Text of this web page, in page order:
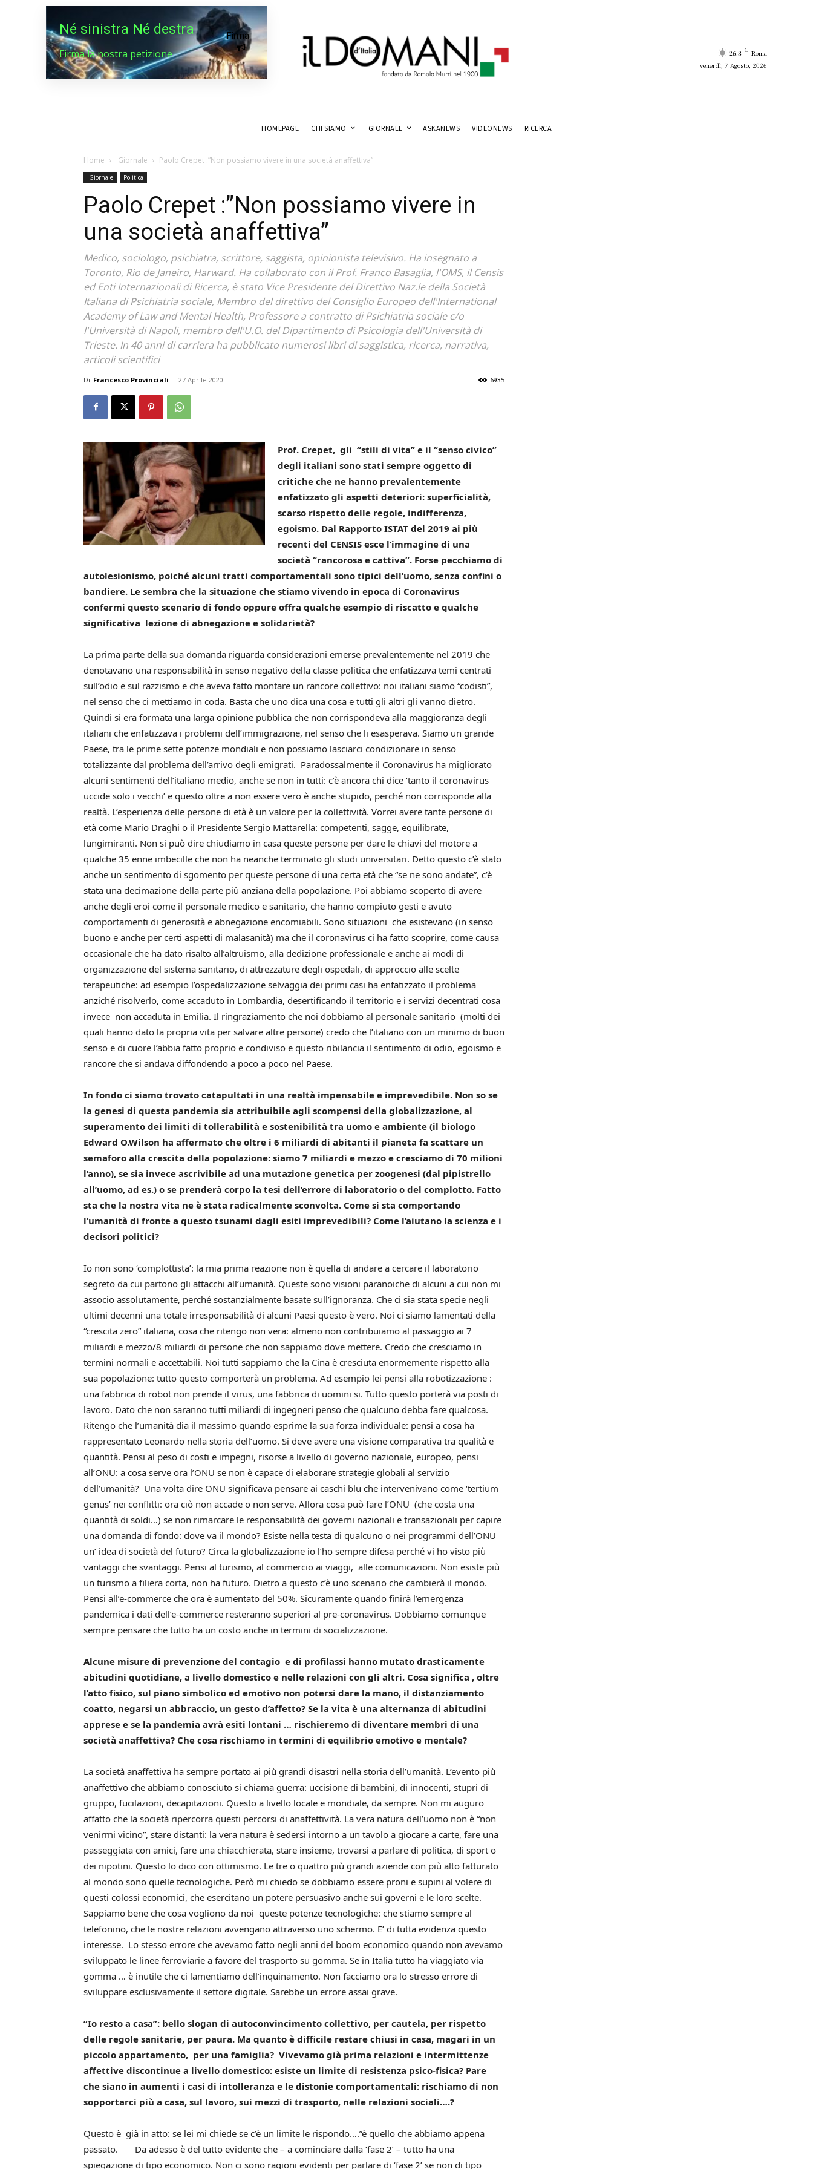
Né sinistra Né destra
Firma la nostra petizione
Firma
26.3 C Roma
venerdì, 7 Agosto, 2026
HOMEPAGE CHI SIAMO GIORNALE ASKANEWS VIDEONEWS RICERCA
Home Giornale Paolo Crepet :”Non possiamo vivere in una società anaffettiva”
Giornale Politica
Paolo Crepet :”Non possiamo vivere in
una società anaffettiva”
Medico, sociologo, psichiatra, scrittore, saggista, opinionista televisivo. Ha insegnato a
Toronto, Rio de Janeiro, Harward. Ha collaborato con il Prof. Franco Basaglia, l'OMS, il Censis
ed Enti Internazionali di Ricerca, è stato Vice Presidente del Direttivo Naz.le della Società
Italiana di Psichiatria sociale, Membro del direttivo del Consiglio Europeo dell'International
Academy of Law and Mental Health, Professore a contratto di Psichiatria sociale c/o
l'Università di Napoli, membro dell'U.O. del Dipartimento di Psicologia dell'Università di
Trieste. In 40 anni di carriera ha pubblicato numerosi libri di saggistica, ricerca, narrativa,
articoli scientifici
Di Francesco Provinciali - 27 Aprile 2020 6935
Prof. Crepet, gli “stili di vita” e il “senso civico”
degli italiani sono stati sempre oggetto di
critiche che ne hanno prevalentemente
enfatizzato gli aspetti deteriori: superficialità,
scarso rispetto delle regole, indifferenza,
egoismo. Dal Rapporto ISTAT del 2019 ai più
recenti del CENSIS esce l’immagine di una
società “rancorosa e cattiva”. Forse pecchiamo di
autolesionismo, poiché alcuni tratti comportamentali sono tipici dell’uomo, senza confini o
bandiere. Le sembra che la situazione che stiamo vivendo in epoca di Coronavirus
confermi questo scenario di fondo oppure offra qualche esempio di riscatto e qualche
significativa lezione di abnegazione e solidarietà?
La prima parte della sua domanda riguarda considerazioni emerse prevalentemente nel 2019 che
denotavano una responsabilità in senso negativo della classe politica che enfatizzava temi centrati
sull’odio e sul razzismo e che aveva fatto montare un rancore collettivo: noi italiani siamo “codisti”,
nel senso che ci mettiamo in coda. Basta che uno dica una cosa e tutti gli altri gli vanno dietro.
Quindi si era formata una larga opinione pubblica che non corrispondeva alla maggioranza degli
italiani che enfatizzava i problemi dell’immigrazione, nel senso che li esasperava. Siamo un grande
Paese, tra le prime sette potenze mondiali e non possiamo lasciarci condizionare in senso
totalizzante dal problema dell’arrivo degli emigrati. Paradossalmente il Coronavirus ha migliorato
alcuni sentimenti dell’italiano medio, anche se non in tutti: c’è ancora chi dice ‘tanto il coronavirus
uccide solo i vecchi’ e questo oltre a non essere vero è anche stupido, perché non corrisponde alla
realtà. L’esperienza delle persone di età è un valore per la collettività. Vorrei avere tante persone di
età come Mario Draghi o il Presidente Sergio Mattarella: competenti, sagge, equilibrate,
lungimiranti. Non si può dire chiudiamo in casa queste persone per dare le chiavi del motore a
qualche 35 enne imbecille che non ha neanche terminato gli studi universitari. Detto questo c’è stato
anche un sentimento di sgomento per queste persone di una certa età che “se ne sono andate”, c’è
stata una decimazione della parte più anziana della popolazione. Poi abbiamo scoperto di avere
anche degli eroi come il personale medico e sanitario, che hanno compiuto gesti e avuto
comportamenti di generosità e abnegazione encomiabili. Sono situazioni che esistevano (in senso
buono e anche per certi aspetti di malasanità) ma che il coronavirus ci ha fatto scoprire, come causa
occasionale che ha dato risalto all’altruismo, alla dedizione professionale e anche ai modi di
organizzazione del sistema sanitario, di attrezzature degli ospedali, di approccio alle scelte
terapeutiche: ad esempio l’ospedalizzazione selvaggia dei primi casi ha enfatizzato il problema
anziché risolverlo, come accaduto in Lombardia, desertificando il territorio e i servizi decentrati cosa
invece non accaduta in Emilia. Il ringraziamento che noi dobbiamo al personale sanitario (molti dei
quali hanno dato la propria vita per salvare altre persone) credo che l’italiano con un minimo di buon
senso e di cuore l’abbia fatto proprio e condiviso e questo ribilancia il sentimento di odio, egoismo e
rancore che si andava diffondendo a poco a poco nel Paese.
In fondo ci siamo trovato catapultati in una realtà impensabile e imprevedibile. Non so se
la genesi di questa pandemia sia attribuibile agli scompensi della globalizzazione, al
superamento dei limiti di tollerabilità e sostenibilità tra uomo e ambiente (il biologo
Edward O.Wilson ha affermato che oltre i 6 miliardi di abitanti il pianeta fa scattare un
semaforo alla crescita della popolazione: siamo 7 miliardi e mezzo e cresciamo di 70 milioni
l’anno), se sia invece ascrivibile ad una mutazione genetica per zoogenesi (dal pipistrello
all’uomo, ad es.) o se prenderà corpo la tesi dell’errore di laboratorio o del complotto. Fatto
sta che la nostra vita ne è stata radicalmente sconvolta. Come si sta comportando
l’umanità di fronte a questo tsunami dagli esiti imprevedibili? Come l’aiutano la scienza e i
decisori politici?
Io non sono ‘complottista’: la mia prima reazione non è quella di andare a cercare il laboratorio
segreto da cui partono gli attacchi all’umanità. Queste sono visioni paranoiche di alcuni a cui non mi
associo assolutamente, perché sostanzialmente basate sull’ignoranza. Che ci sia stata specie negli
ultimi decenni una totale irresponsabilità di alcuni Paesi questo è vero. Noi ci siamo lamentati della
“crescita zero” italiana, cosa che ritengo non vera: almeno non contribuiamo al passaggio ai 7
miliardi e mezzo/8 miliardi di persone che non sappiamo dove mettere. Credo che cresciamo in
termini normali e accettabili. Noi tutti sappiamo che la Cina è cresciuta enormemente rispetto alla
sua popolazione: tutto questo comporterà un problema. Ad esempio lei pensi alla robotizzazione :
una fabbrica di robot non prende il virus, una fabbrica di uomini si. Tutto questo porterà via posti di
lavoro. Dato che non saranno tutti miliardi di ingegneri penso che qualcuno debba fare qualcosa.
Ritengo che l’umanità dia il massimo quando esprime la sua forza individuale: pensi a cosa ha
rappresentato Leonardo nella storia dell’uomo. Si deve avere una visione comparativa tra qualità e
quantità. Pensi al peso di costi e impegni, risorse a livello di governo nazionale, europeo, pensi
all’ONU: a cosa serve ora l’ONU se non è capace di elaborare strategie globali al servizio
dell’umanità? Una volta dire ONU significava pensare ai caschi blu che intervenivano come ‘tertium
genus’ nei conflitti: ora ciò non accade o non serve. Allora cosa può fare l’ONU (che costa una
quantità di soldi…) se non rimarcare le responsabilità dei governi nazionali e transazionali per capire
una domanda di fondo: dove va il mondo? Esiste nella testa di qualcuno o nei programmi dell’ONU
un’ idea di società del futuro? Circa la globalizzazione io l’ho sempre difesa perché vi ho visto più
vantaggi che svantaggi. Pensi al turismo, al commercio ai viaggi, alle comunicazioni. Non esiste più
un turismo a filiera corta, non ha futuro. Dietro a questo c’è uno scenario che cambierà il mondo.
Pensi all’e-commerce che ora è aumentato del 50%. Sicuramente quando finirà l’emergenza
pandemica i dati dell’e-commerce resteranno superiori al pre-coronavirus. Dobbiamo comunque
sempre pensare che tutto ha un costo anche in termini di socializzazione.
Alcune misure di prevenzione del contagio e di profilassi hanno mutato drasticamente
abitudini quotidiane, a livello domestico e nelle relazioni con gli altri. Cosa significa , oltre
l’atto fisico, sul piano simbolico ed emotivo non potersi dare la mano, il distanziamento
coatto, negarsi un abbraccio, un gesto d’affetto? Se la vita è una alternanza di abitudini
apprese e se la pandemia avrà esiti lontani … rischieremo di diventare membri di una
società anaffettiva? Che cosa rischiamo in termini di equilibrio emotivo e mentale?
La società anaffettiva ha sempre portato ai più grandi disastri nella storia dell’umanità. L’evento più
anaffettivo che abbiamo conosciuto si chiama guerra: uccisione di bambini, di innocenti, stupri di
gruppo, fucilazioni, decapitazioni. Questo a livello locale e mondiale, da sempre. Non mi auguro
affatto che la società ripercorra questi percorsi di anaffettività. La vera natura dell’uomo non è “non
venirmi vicino”, stare distanti: la vera natura è sedersi intorno a un tavolo a giocare a carte, fare una
passeggiata con amici, fare una chiacchierata, stare insieme, trovarsi a parlare di politica, di sport o
dei nipotini. Questo lo dico con ottimismo. Le tre o quattro più grandi aziende con più alto fatturato
al mondo sono quelle tecnologiche. Però mi chiedo se dobbiamo essere proni e supini al volere di
questi colossi economici, che esercitano un potere persuasivo anche sui governi e le loro scelte.
Sappiamo bene che cosa vogliono da noi queste potenze tecnologiche: che stiamo sempre al
telefonino, che le nostre relazioni avvengano attraverso uno schermo. E’ di tutta evidenza questo
interesse. Lo stesso errore che avevamo fatto negli anni del boom economico quando non avevamo
sviluppato le linee ferroviarie a favore del trasporto su gomma. Se in Italia tutto ha viaggiato via
gomma … è inutile che ci lamentiamo dell’inquinamento. Non facciamo ora lo stresso errore di
sviluppare esclusivamente il settore digitale. Sarebbe un errore assai grave.
“Io resto a casa”: bello slogan di autoconvincimento collettivo, per cautela, per rispetto
delle regole sanitarie, per paura. Ma quanto è difficile restare chiusi in casa, magari in un
piccolo appartamento, per una famiglia? Vivevamo già prima relazioni e intermittenze
affettive discontinue a livello domestico: esiste un limite di resistenza psico-fisica? Pare
che siano in aumenti i casi di intolleranza e le distonie comportamentali: rischiamo di non
sopportarci più a casa, sul lavoro, sui mezzi di trasporto, nelle relazioni sociali….?
Questo è già in atto: se lei mi chiede se c’è un limite le rispondo….”è quello che abbiamo appena
passato. Da adesso è del tutto evidente che – a cominciare dalla ‘fase 2’ – tutto ha una
spiegazione di tipo economico. Non ci sono ragioni evidenti per parlare di ‘fase 2’ se non di tipo